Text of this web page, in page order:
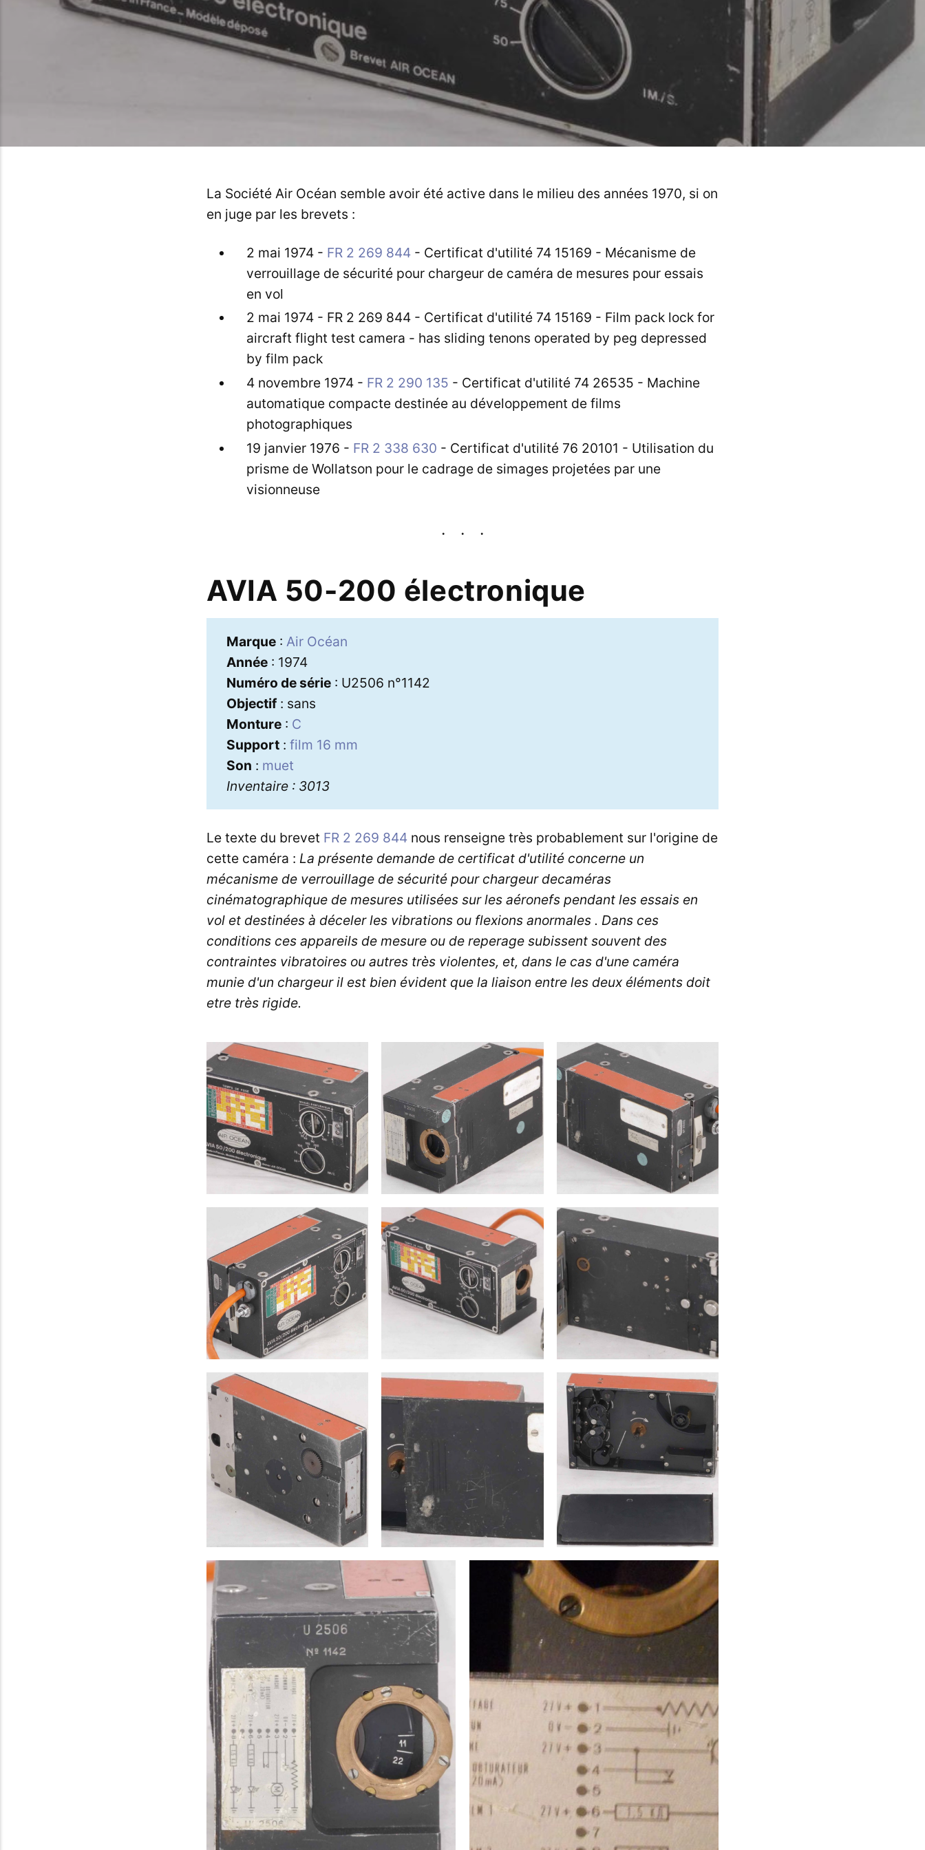
La Société Air Océan semble avoir été active dans le milieu des années 1970, si on
en juge par les brevets :
2 mai 1974 - FR 2 269 844- Certificat d'utilité 74 15169 - Mécanisme de
verrouillage de sécurité pour chargeur de caméra de mesures pour essais
en vol
2 mai 1974 - FR 2 269 844 - Certificat d'utilité 74 15169 - Film pack lock for
aircraft flight test camera - has sliding tenons operated by peg depressed
by film pack
4 novembre 1974 - FR 2 290 135 - Certificat d'utilité 74 26535 - Machine
automatique compacte destinée au développement de films
photographiques
19 janvier 1976 - FR 2 338 630 - Certificat d'utilité 76 20101 - Utilisation du
prisme de Wollatson pour le cadrage de simages projetées par une
visionneuse
AVIA 50-200 électronique
Marque: Air Océan
Année: 1974
Numéro de série: U2506 n°1142
Objectif: sans
Monture: C
Support: film 16 mm
Son : muet
Inventaire : 3013
Le texte du brevet FR 2 269 844nous renseigne très probablement sur l'origine de
cette caméra : La présente demande de certificat d'utilité concerne un
mécanisme de verrouillage de sécurité pour chargeur decaméras
cinématographique de mesures utilisées sur les aéronefs pendant les essais en
vol et destinées à déceler les vibrations ou flexions anormales . Dans ces
conditions ces appareils de mesure ou de reperage subissent souvent des
contraintes vibratoires ou autres très violentes, et, dans le cas d'une caméra
munie d'un chargeur il est bien évident que la liaison entre les deux éléments doit
etre très rigide.